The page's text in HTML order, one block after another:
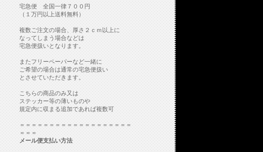
宅急便 全国一律７００円
（１万円以上送料無料）
複数ご注文の場合、厚さ２ｃｍ以上に
なってしまう場合などは
宅急便扱いとなります。
またフリーペーパーなど一緒に
ご希望の場合は通常の宅急便扱い
とさせていただきます。
こちらの商品のみ又は
ステッカー等の薄いものや
規定内に収まる追加であれば複数可
＝＝＝＝＝＝＝＝＝＝＝＝＝＝＝＝＝＝＝
＝＝＝
メール便支払い方法